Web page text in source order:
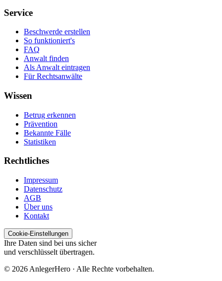
Service
Beschwerde erstellen
So funktioniert's
FAQ
Anwalt finden
Als Anwalt eintragen
Für Rechtsanwälte
Wissen
Betrug erkennen
Prävention
Bekannte Fälle
Statistiken
Rechtliches
Impressum
Datenschutz
AGB
Über uns
Kontakt
Cookie-Einstellungen
Ihre Daten sind bei uns sicher
und verschlüsselt übertragen.
© 2026 AnlegerHero · Alle Rechte vorbehalten.